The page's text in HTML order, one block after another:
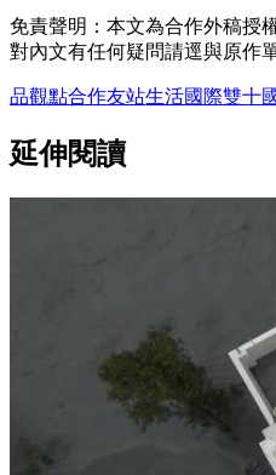
免責聲明：本文為合作外稿授
對內文有任何疑問請逕與原作
品觀點合作友站生活國際雙十
延伸閱讀